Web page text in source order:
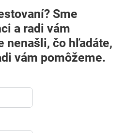
Sme
a radi vám
nenašli, čo hľadáte,
vám pomôžeme.